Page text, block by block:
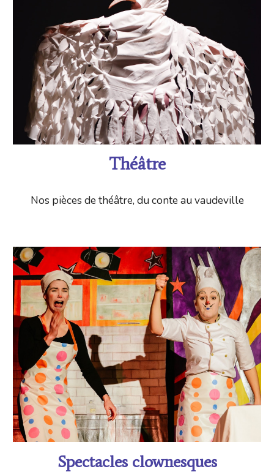
Théâtre
Nos pièces de théâtre, du conte au vaudeville
Spectacles clownesques